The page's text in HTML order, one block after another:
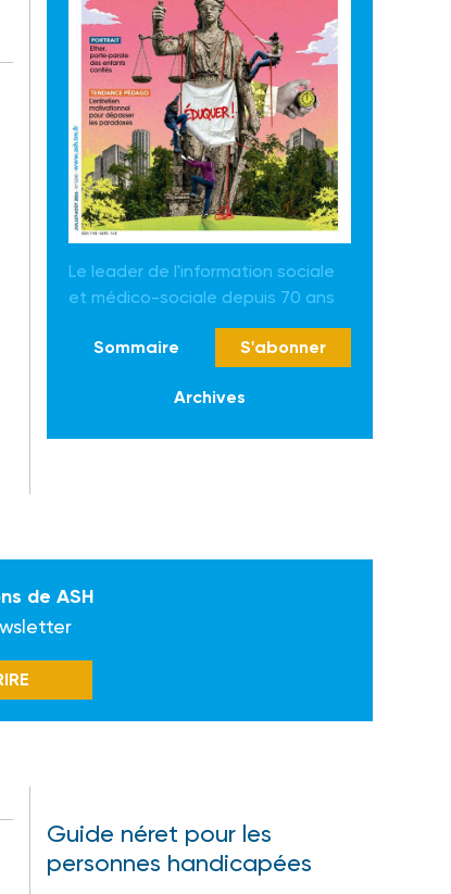
Le leader de l'information sociale
et médico-sociale depuis 70 ans
Sommaire S'abonner
Archives
de ASH
Guide néret pour les
personnes handicapées